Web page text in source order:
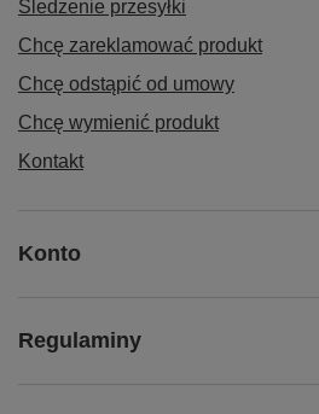
Śledzenie przesyłki
Chcę zareklamować produkt
Chcę odstąpić od umowy
Chcę wymienić produkt
Kontakt
Konto
Regulaminy